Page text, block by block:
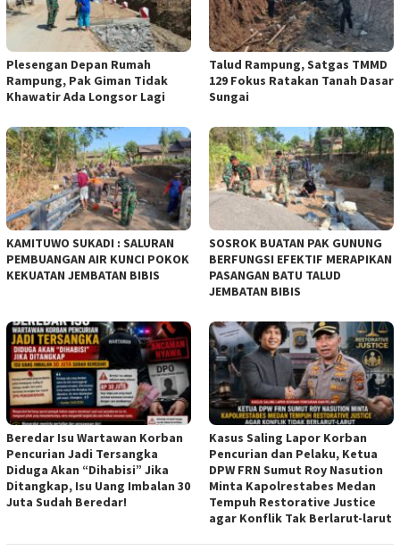
Plesengan Depan Rumah
Rampung, Pak Giman Tidak
Khawatir Ada Longsor Lagi
Talud Rampung, Satgas TMMD
129 Fokus Ratakan Tanah Dasar
Sungai
KAMITUWO SUKADI : SALURAN
PEMBUANGAN AIR KUNCI POKOK
KEKUATAN JEMBATAN BIBIS
SOSROK BUATAN PAK GUNUNG
BERFUNGSI EFEKTIF MERAPIKAN
PASANGAN BATU TALUD
JEMBATAN BIBIS
Beredar Isu Wartawan Korban
Pencurian Jadi Tersangka
Diduga Akan “Dihabisi” Jika
Ditangkap, Isu Uang Imbalan 30
Juta Sudah Beredar!
Kasus Saling Lapor Korban
Pencurian dan Pelaku, Ketua
DPW FRN Sumut Roy Nasution
Minta Kapolrestabes Medan
Tempuh Restorative Justice
agar Konflik Tak Berlarut-larut